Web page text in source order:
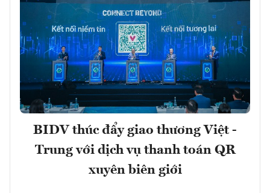
BIDV thúc đẩy giao thương Việt -
Trung với dịch vụ thanh toán QR
xuyên biên giới